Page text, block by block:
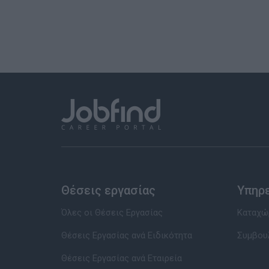
Θέσεις εργασίας
Όλες οι Θέσεις Εργασίας
Θέσεις Εργασίας ανά Ειδικότητα
Θέσεις Εργασίας ανά Εταιρεία